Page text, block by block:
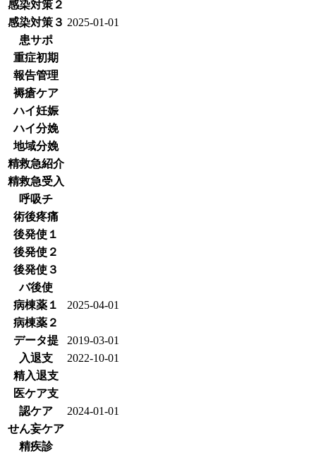
感染対策２
感染対策３ 2025-01-01
患サポ
重症初期
報告管理
褥瘡ケア
ハイ妊娠
ハイ分娩
地域分娩
精救急紹介
精救急受入
呼吸チ
術後疼痛
後発使１
後発使２
後発使３
バ後使
病棟薬１
2025-04-01
病棟薬２
データ提
2019-03-01
入退支
2022-10-01
精入退支
医ケア支
認ケア
2024-01-01
せん妄ケア
精疾診